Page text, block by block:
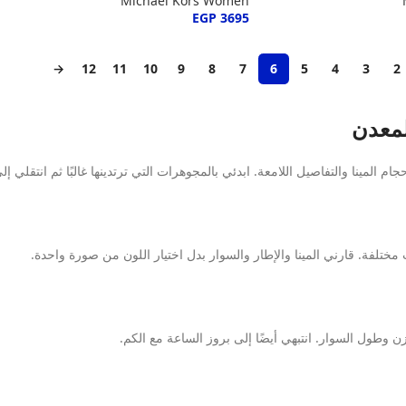
EGP 3695
2
3
4
5
6
7
8
9
10
11
12
→
والتفاصيل اللامعة. ابدئي بالمجوهرات التي ترتدينها غالبًا ثم انتقلي
قارني المينا والإطار والسوار بدل اختيار اللون من صورة واحدة.
السوار. انتبهي أيضًا إلى بروز الساعة مع الكم.